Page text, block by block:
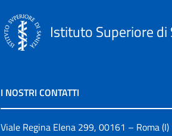
Istituto Superiore di
I NOSTRI CONTATTI
Viale Regina Elena 299, 00161 – Roma (I)